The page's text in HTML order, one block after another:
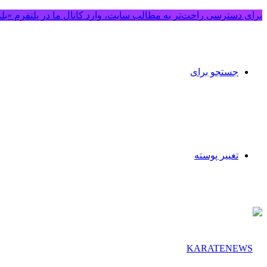
برای دسترسی راحت‌تر به مطالب سایت، وارد کانال ما در پلتفرم
جستجو برای
تغییر پوسته